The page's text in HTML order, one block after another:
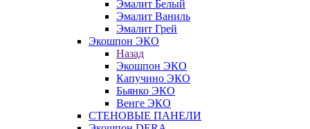
Эмалит Белый
Эмалит Ваниль
Эмалит Грей
Экошпон ЭКО
Назад
Экошпон ЭКО
Капучино ЭКО
Бьянко ЭКО
Венге ЭКО
СТЕНОВЫЕ ПАНЕЛИ